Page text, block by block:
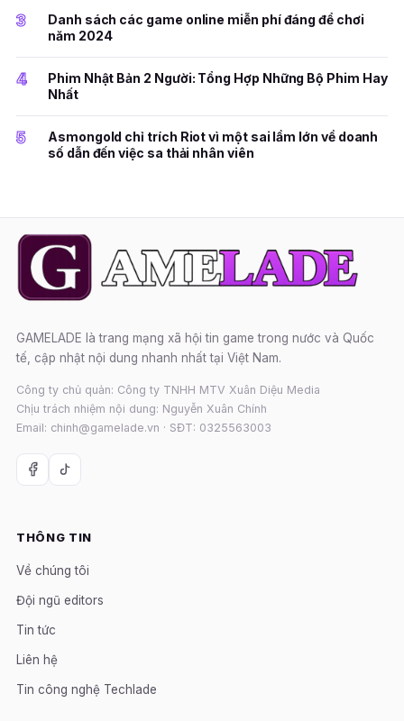
3
Danh sách các game online miễn phí đáng để chơi
năm 2024
4
Phim Nhật Bản 2 Người: Tổng Hợp Những Bộ Phim Hay
Nhất
5
Asmongold chỉ trích Riot vì một sai lầm lớn về doanh
số dẫn đến việc sa thải nhân viên
GAMELADE là trang mạng xã hội tin game trong nước và Quốc
tế, cập nhật nội dung nhanh nhất tại Việt Nam.
Công ty chủ quản: Công ty TNHH MTV Xuân Diệu Media
Chịu trách nhiệm nội dung: Nguyễn Xuân Chính
Email: chinh@gamelade.vn · SĐT: 0325563003
THÔNG TIN
Về chúng tôi
Đội ngũ editors
Tin tức
Liên hệ
Tin công nghệ Techlade